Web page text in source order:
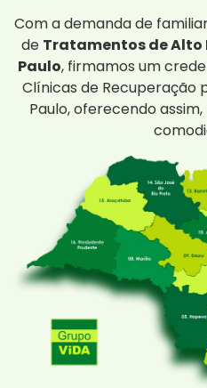
Com a demanda de
de Tratamentos de Alto
Paulo, firmamos um
Clínicas de Recuperação
Paulo, oferecendo